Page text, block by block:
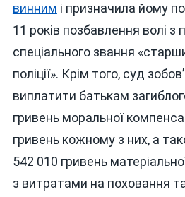
винним і призначила йому
11 років позбавлення волі з
спеціального звання
поліції». Крім того, суд
виплатити батькам
гривень моральної
гривень кожному з них, а
542 010 гривень
з витратами на поховання